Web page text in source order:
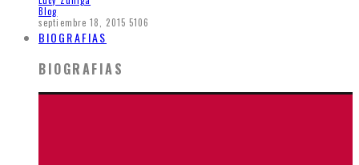
Blog
septiembre 18, 2015 5106
BIOGRAFIAS
BIOGRAFIAS